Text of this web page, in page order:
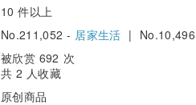
10 件以上
No.211,052 - 居家生活 |
被欣赏 692 次
共 2 人收藏
原创商品